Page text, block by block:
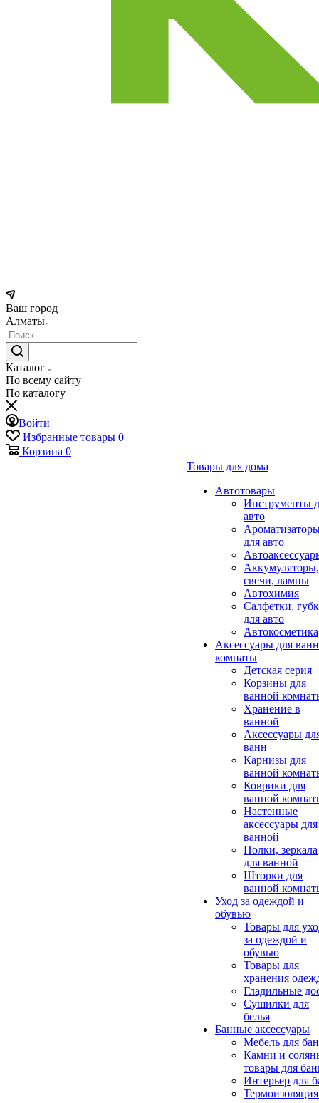
Ваш город
Алматы
Каталог
По всему сайту
По каталогу
Войти
Избранные товары 0
Корзина 0
Товары для дома
Автотовары
Инструменты
авто
для авто
Аккумуляторы,
свечи, лампы
Автохимия
Салфетки,
для авто
Автокосметика
Аксессуары для
комнаты
Детская серия
Корзины для
ванной
Хранение в
ванной
Аксессуары
ванн
Карнизы для
ванной
Коврики для
ванной
Настенные
аксессуары для
ванной
Полки, зеркала
для ванной
Шторки для
ванной
Уход за одеждой и
обувью
Товары для
за одеждой и
обувью
Товары для
хранения
Гладильные
Сушилки для
белья
Банные аксессуары
Мебель для
Камни и
товары для
Интерьер для